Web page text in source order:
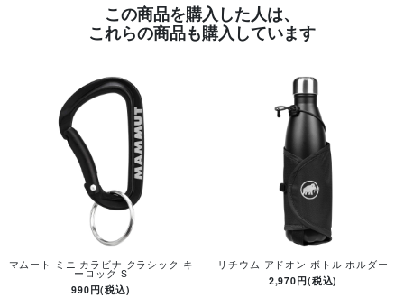
この商品を購入した人は、
これらの商品も購入しています
マムート ミニ カラビナ クラシック キ
ーロック S
990円(税込)
リチウム アドオン ボトル ホルダー
2,970円(税込)